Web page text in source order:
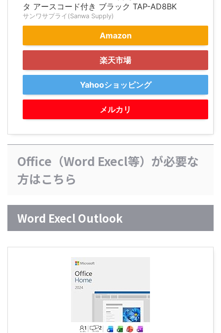
タ アースコード付き ブラック TAP-AD8BK
サンワサプライ(Sanwa Supply)
Amazon
楽天市場
Yahooショッピング
メルカリ
Office（Word Execl等）が必要な
方はこちら
Word Execl Outlook